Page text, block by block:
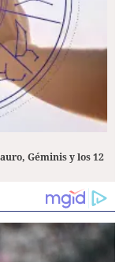
Géminis y los 12